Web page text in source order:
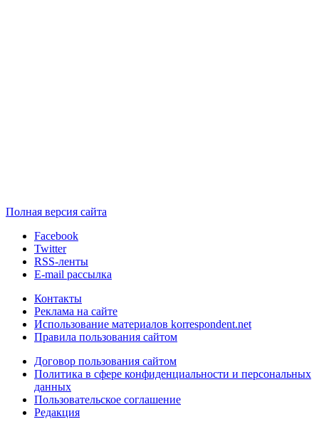
Полная версия сайта
Facebook
Twitter
RSS-ленты
E-mail рассылка
Контакты
Реклама на сайте
Использование материалов korrespondent.net
Правила пользования сайтом
Договор пользования сайтом
Политика в сфере конфиденциальности и персональных
данных
Пользовательское соглашение
Редакция